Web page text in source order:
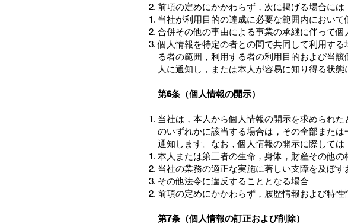
前項の定めにかかわらず，次に掲げる場合に
当社が利用目的の達成に必要な範囲内におい
合併その他の事由による事業の承継に伴って個
個人情報を特定の者との間で共同して利用す
る者の範囲，利用する者の利用目的および当
人に通知し，または本人が容易に知り得る状態
第6条（個人情報の開示）
当社は，本人から個人情報の開示を求められ
のいずれかに該当する場合は，その全部また
通知します。なお，個人情報の開示に際しては
本人または第三者の生命，身体，財産その他
当社の業務の適正な実施に著しい支障を及ぼす
その他法令に違反することとなる場合
前項の定めにかかわらず，履歴情報および特
第7条（個人情報の訂正および削除）